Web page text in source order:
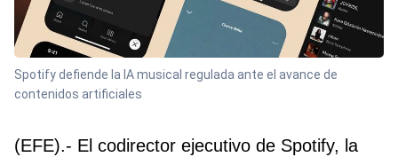
Spotify defiende la IA musical regulada ante el avance de
contenidos artificiales
(EFE).- El codirector ejecutivo de Spotify, la